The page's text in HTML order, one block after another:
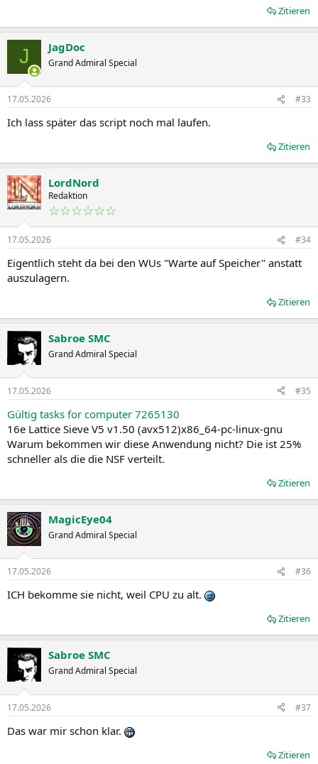
Zitieren
J JagDoc
Grand Admiral Special
17.05.2026 #33
Ich lass später das script noch mal laufen.
Zitieren
LordNord
Redaktion
☆☆☆☆☆☆
17.05.2026 #34
Eigentlich steht da bei den WUs "Warte auf Speicher" anstatt
auszulagern.
Zitieren
Sabroe SMC
Grand Admiral Special
17.05.2026 #35
Gültig tasks for computer 7265130
16e Lattice Sieve V5 v1.50 (avx512)x86_64-pc-linux-gnu
Warum bekommen wir diese Anwendung nicht? Die ist 25%
schneller als die die NSF verteilt.
Zitieren
MagicEye04
Grand Admiral Special
17.05.2026 #36
ICH bekomme sie nicht, weil CPU zu alt.
Zitieren
Sabroe SMC
Grand Admiral Special
17.05.2026 #37
Das war mir schon klar.
Zitieren